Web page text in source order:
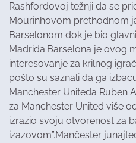
Rashfordovoj težnji da se
Mourinhovom prethodnom
Barselonom dok je bio
Madrida.Barselona je ovog
interesovanje za krilnog
pošto su saznali da ga
Manchester Uniteda Ruben
za Manchester United više
izrazio svoju otvorenost za
izazovom”.Mančester